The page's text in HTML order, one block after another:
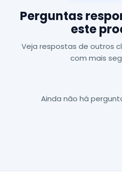
Perguntas
este
Veja respostas de outros
com mais
Ainda não há